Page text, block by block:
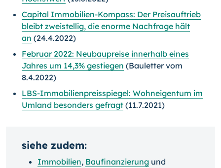
Capital Immobilien-Kompass: Der Preisauftrieb
bleibt zweistellig, die enorme Nachfrage hält
an (24.4.2022)
Februar 2022: Neubaupreise innerhalb eines
Jahres um 14,3% gestiegen (Bauletter vom
8.4.2022)
LBS-Immobilienpreisspiegel: Wohneigentum im
Umland besonders gefragt (11.7.2021)
siehe zudem:
Immobilien, Baufinanzierung und